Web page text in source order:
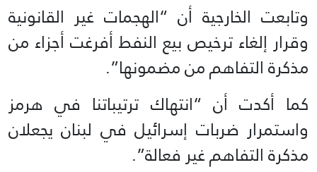
وتابعت الخارجية أن “الهجمات غير القانونية
وقرار إلغاء ترخيص بيع النفط أفرغت أجزاء من
مذكرة التفاهم من مضمونها”.
كما أكدت أن “انتهاك ترتيباتنا في هرمز
واستمرار ضربات إسرائيل في لبنان يجعلان
مذكرة التفاهم غير فعالة”.